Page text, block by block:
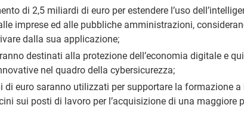
di 2,5 miliardi di euro per estendere l’uso
imprese ed alle pubbliche amministrazioni,
dalla sua applicazione;
destinati alla protezione dell’economia digitale e
nel quadro della cybersicurezza;
di euro saranno utilizzati per supportare la formazione a
sui posti di lavoro per l’acquisizione di una maggiore